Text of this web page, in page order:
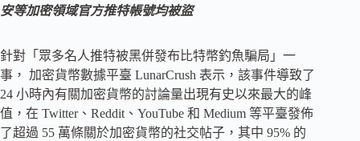
安等加密領域官方推特帳號均被盜
針對「眾多名人推特被黑併發布比特幣釣魚騙局」一
事， 加密貨幣數據平臺 LunarCrush 表示，該事件導致了
24 小時內有關加密貨幣的討論量出現有史以來最大的峰
值，在 Twitter、Reddit、YouTube 和 Medium 等平臺發佈
了超過 55 萬條關於加密貨幣的社交帖子，其中 95% 的